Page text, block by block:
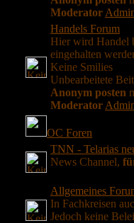
Moderator
Handels Forum
Hier wird Handel
eingehalten
Keine Smilies
Unbearbeitete
Anonym posten
Moderator
OC Foren
TNN - Telarias
News Channel,
Allgemeines
In Fachkreisen
Jedoch keine